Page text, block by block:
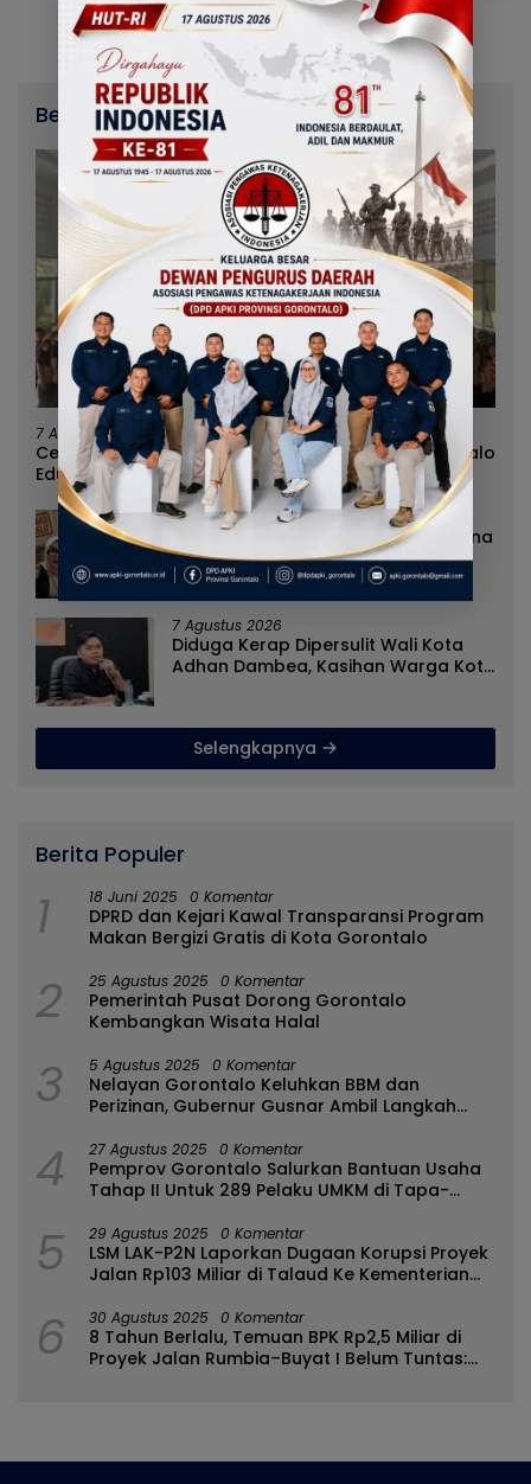
Berita Terbaru
7 Agustus 2026
Cegah Penyebaran Paham IRET, Satgaswil Gorontalo
Edukasi Guru dan Pelajar SMAN 1 Kabila
7 Agustus 2026
Rizal Agu Sarankan Sri Darsianti Tuna
Tegur Walikota Adhan Dambea
Ketimbang Dinas Kumperindag
Pemprov Gorontalo
7 Agustus 2026
Diduga Kerap Dipersulit Wali Kota
Adhan Dambea, Kasihan Warga Kota
Selengkapnya
Berita Populer
1 18 Juni 2025 0 Komentar
DPRD dan Kejari Kawal Transparansi Program
Makan Bergizi Gratis di Kota Gorontalo
2 25 Agustus 2025 0 Komentar
Pemerintah Pusat Dorong Gorontalo
Kembangkan Wisata Halal
3 5 Agustus 2025 0 Komentar
Nelayan Gorontalo Keluhkan BBM dan
Perizinan, Gubernur Gusnar Ambil Langkah
4 27 Agustus 2025 0 Komentar
Pemprov Gorontalo Salurkan Bantuan Usaha
Tahap II Untuk 289 Pelaku UMKM di Tapa-
5 29 Agustus 2025 0 Komentar
LSM LAK-P2N Laporkan Dugaan Korupsi Proyek
Jalan Rp103 Miliar di Talaud Ke Kementerian
6 30 Agustus 2025 0 Komentar
8 Tahun Berlalu, Temuan BPK Rp2,5 Miliar di
Proyek Jalan Rumbia–Buyat I Belum Tuntas: